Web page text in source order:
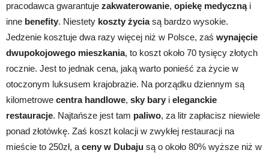
pracodawca gwarantuje zakwaterowanie, opiekę medycznąi
inne benefity. Niestety koszty życiasą bardzo wysokie.
Jedzenie kosztuje dwa razy więcej niż w Polsce, zaś wynajęcie
dwupokojowego mieszkania, to koszt około 70 tysięcy złotych
rocznie. Jest to jednak cena, jaką warto ponieść za życie w
otoczonym luksusem krajobrazie. Na porządku dziennym są
kilometrowe centra handlowe, sky bary i eleganckie
restauracje. Najtańsze jest tam paliwo, za litr zapłacisz niewiele
ponad złotówkę. Zaś koszt kolacji w zwykłej restauracji na
mieście to 250zł, a ceny w Dubaju są o około 80% wyższe niż w